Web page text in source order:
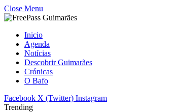
Close Menu
Inicio
Agenda
Notícias
Descobrir Guimarães
Crónicas
O Bafo
Facebook X (Twitter) Instagram
Trending